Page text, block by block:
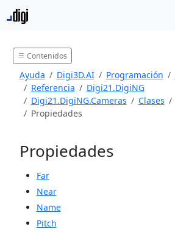
Contenidos
Ayuda Digi3D.AI Programación
Referencia
Digi21.DigiNG
Digi21.DigiNG.Cameras
Clases
Propiedades
Propiedades
Far
Near
Name
Pitch